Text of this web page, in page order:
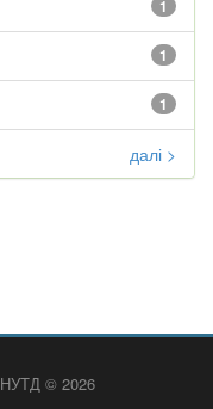
1
1
1
далі >
© 2026